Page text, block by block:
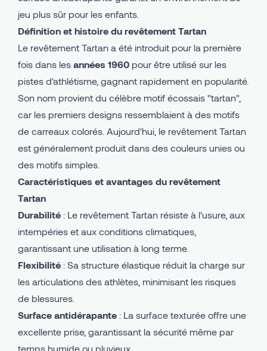
jeu plus sûr pour les enfants.
Définition et histoire du revêtement Tartan
Le revêtement Tartan a été introduit pour la première
fois dans les années 1960 pour être utilisé sur les
pistes d'athlétisme, gagnant rapidement en popularité.
Son nom provient du célèbre motif écossais "tartan",
car les premiers designs ressemblaient à des motifs
de carreaux colorés. Aujourd'hui, le revêtement Tartan
est généralement produit dans des couleurs unies ou
des motifs simples.
Caractéristiques et avantages du revêtement
Tartan
Durabilité : Le revêtement Tartan résiste à l'usure, aux
intempéries et aux conditions climatiques,
garantissant une utilisation à long terme.
Flexibilité : Sa structure élastique réduit la charge sur
les articulations des athlètes, minimisant les risques
de blessures.
Surface antidérapante : La surface texturée offre une
excellente prise, garantissant la sécurité même par
temps humide ou pluvieux.